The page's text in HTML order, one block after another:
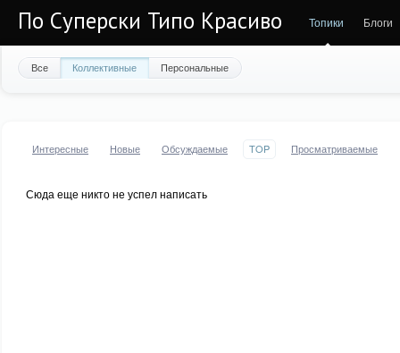
По Суперски Типо Красиво Топики Блоги
Все Коллективные Персональные
Интересные Новые Обсуждаемые TOP Просматриваемые
Сюда еще никто не успел написать